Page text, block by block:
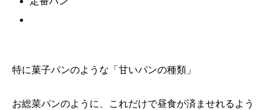
特に菓子パンのような「甘いパンの種類」
お総菜パンのように、これだけで昼食が済ませれるよう